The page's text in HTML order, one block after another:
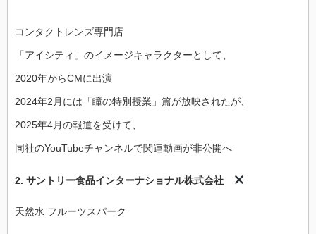
コンタクトレンズ専門店
「アイシティ」のイメージキャラクターとして、
2020年からCMに出演
2024年2月には「瞳の特別授業」篇が放映されたが、
2025年4月の報道を受けて、
同社のYouTubeチャンネルで関連動画が非公開へ
2. サントリー食品インターナショナル株式会社
天然水 フルーツスパーク